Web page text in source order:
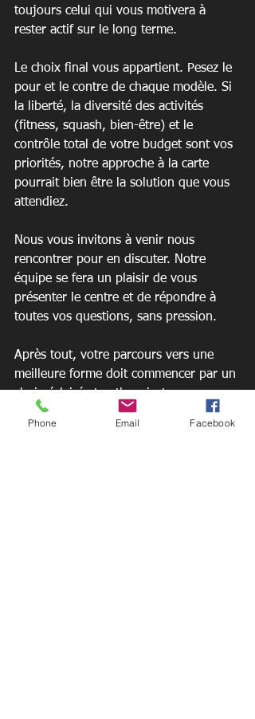
toujours celui qui vous motivera à
rester actif sur le long terme.
Le choix final vous appartient. Pesez le
pour et le contre de chaque modèle. Si
la liberté, la diversité des activités
(fitness, squash, bien-être) et le
contrôle total de votre budget sont vos
priorités, notre approche à la carte
pourrait bien être la solution que vous
attendiez.
Nous vous invitons à venir nous
rencontrer pour en discuter. Notre
équipe se fera un plaisir de vous
présenter le centre et de répondre à
toutes vos questions, sans pression.
Après tout, votre parcours vers une
meilleure forme doit commencer par un
choix éclairé et enthousiaste.
Phone Email Facebook